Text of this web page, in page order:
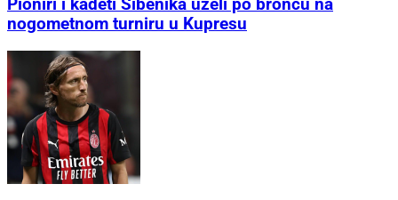
Pioniri i kadeti Šibenika uzeli po broncu na
nogometnom turniru u Kupresu